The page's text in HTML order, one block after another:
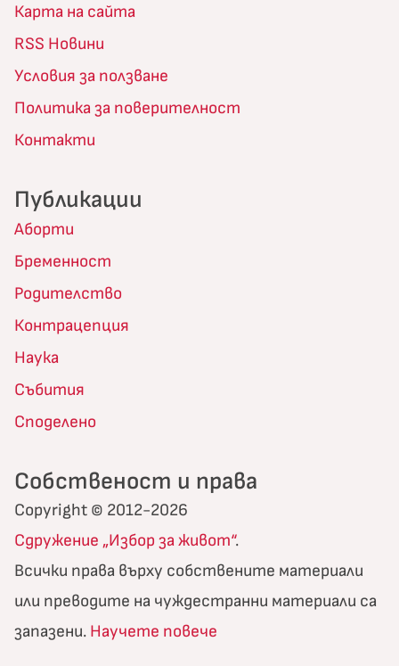
Собственост и права
Copyright © 2012-2026
Сдружение „Избор за живот“.
Всички права върху собствените материали
или преводите на чуждестранни материали са
запазени. Научете повече
Карта на сайта
RSS Новини
Условия за ползване
Политика за поверителност
Контакти
Публикации
Аборти
Бременност
Родителство
Контрацепция
Наука
Събития
Споделено